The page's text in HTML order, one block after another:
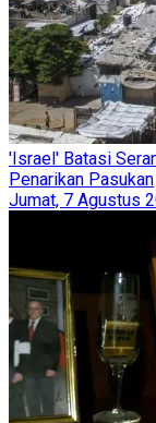
'Israel' Batasi
Penarikan Pasukan
Jumat, 7 Agustus